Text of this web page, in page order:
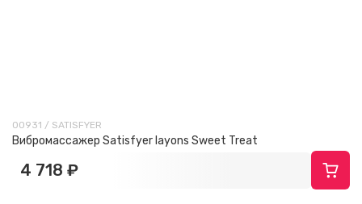
00931 / SATISFYER
Вибромассажер Satisfyer layons Sweet Treat
4 718 ₽